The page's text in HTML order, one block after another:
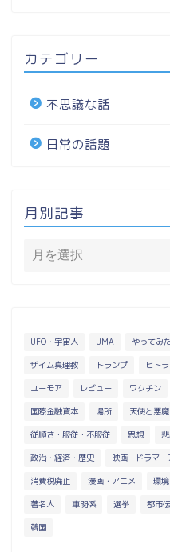
カテゴリー
不思議な話
日常の話題
月別記事
UFO・宇宙人 UMA やってみた
ザイム真理教 トランプ ヒト
ユーモア レビュー ワクチン
国際金融資本 場所 天使と悪魔
従順さ・服従・不服従 思想
政治・経済・歴史 映画・ドラマ・
消費税廃止 漫画・アニメ 環
著名人 車関係 選挙 都市
韓国